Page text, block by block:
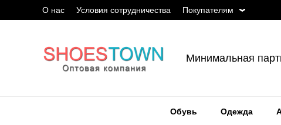
О нас Условия сотрудничества Покупателям
Минимальная
Обувь Одежда